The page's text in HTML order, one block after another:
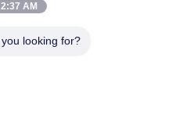
de Containerslot ROHS van
2:37 AM
looking for?